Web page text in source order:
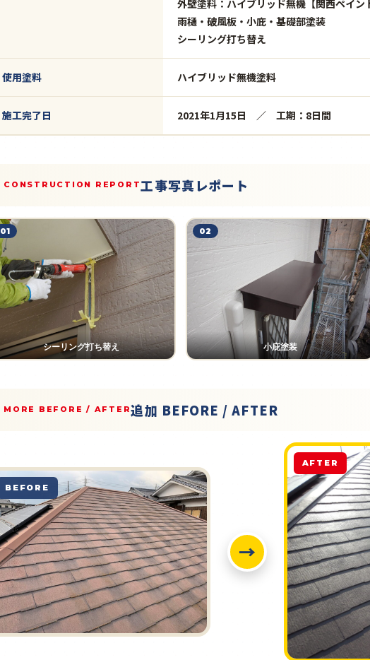
外壁塗料：ハイブリッド無機【関西ペイ
雨樋・破風板・小庇・基礎部塗装
シーリング打ち替え
使用塗料 ハイブリッド無機塗料
施工完了日 2021年1月15日 ／ 工期：8日間
CONSTRUCTION REPORT工事写真レポート
01
シーリング打ち替え
02
小庇塗装
MORE BEFORE / AFTER追加 BEFORE / AFTER
BEFORE
→
AFTER